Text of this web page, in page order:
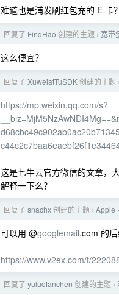
难道也是浦发刷红包充的 E 卡？
回复了 FindHao 创建的主题 › 宽带
这么便宜？
回复了 XuweiatTuSDK创建的主题 ›
https://mp.weixin.qq.com/s?
这是七牛云官方微信的文章，
解释一下么？
回复了 snachx创建的主题 › Apple ›
可以用 @googlemail.com 的
https://www.v2ex.com/t/
回复了 yuluofanchen 创建的主题 ›